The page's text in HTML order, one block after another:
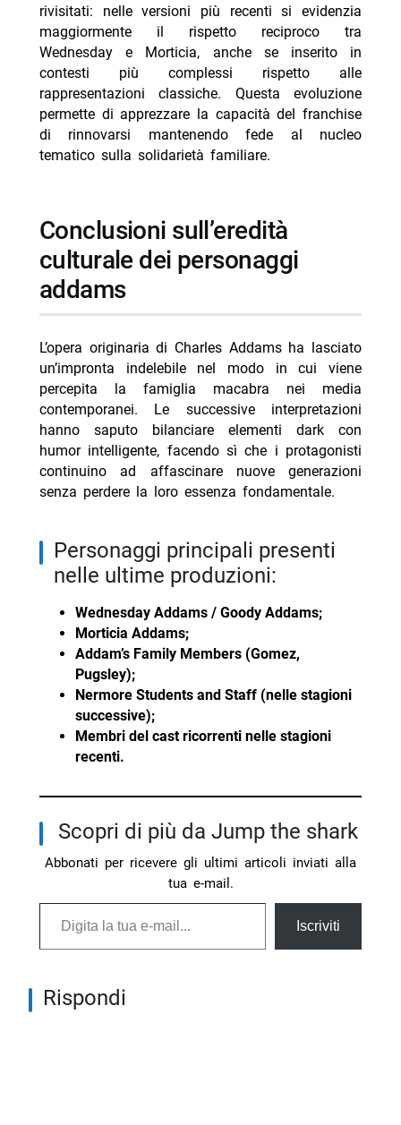
rivisitati: nelle versioni più recenti si evidenzia
maggiormente il rispetto reciproco tra
Wednesday e Morticia, anche se inserito in
contesti più complessi rispetto alle
rappresentazioni classiche. Questa evoluzione
permette di apprezzare la capacità del franchise
di rinnovarsi mantenendo fede al nucleo
tematico sulla solidarietà familiare.
conclusioni sull’eredità
culturale dei personaggi
addams
L’opera originaria di Charles Addams ha lasciato
un’impronta indelebile nel modo in cui viene
percepita la famiglia macabra nei media
contemporanei. Le successive interpretazioni
hanno saputo bilanciare elementi dark con
humor intelligente, facendo sì che i protagonisti
continuino ad affascinare nuove generazioni
senza perdere la loro essenza fondamentale.
personaggi principali presenti
nelle ultime produzioni:
Wednesday Addams / Goody Addams;
Morticia Addams;
Addam’s Family Members (Gomez,
Pugsley);
Nermore Students and Staff (nelle stagioni
successive);
Membri del cast ricorrenti nelle stagioni
recenti.
Scopri di più da Jump the shark
Abbonati per ricevere gli ultimi articoli inviati alla
tua e-mail.
Digita la tua e-mail...
Iscriviti
Rispondi